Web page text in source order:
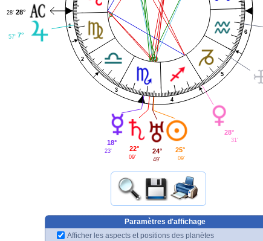
1
2
3
4
5
6
28°
28'
7°
57'
18°
23' 22°
09'
24°
49'
25°
09'
28°
31'
Paramètres d'affichage
Afficher les aspects et positions des planètes